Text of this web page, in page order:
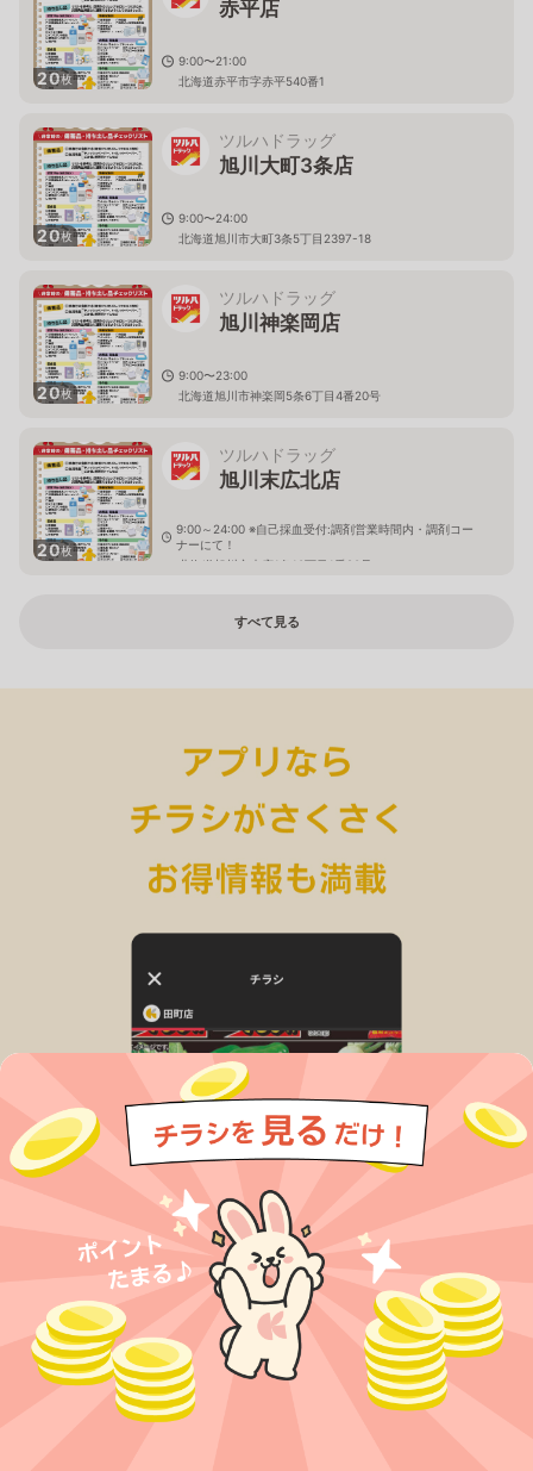
20枚
赤平店
9:00〜21:00
北海道赤平市字赤平540番1
20枚
ツルハドラッグ
旭川大町3条店
9:00〜24:00
北海道旭川市大町3条5丁目2397-18
20枚
ツルハドラッグ
旭川神楽岡店
9:00〜23:00
北海道旭川市神楽岡5条6丁目4番20号
20枚
ツルハドラッグ
旭川末広北店
9:00～24:00 ※自己採血受付:調剤営業時間内・調剤コー
ナーにて！
北海道旭川市末広1条10丁目1番20号
すべて見る